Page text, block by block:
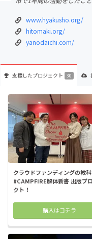
www.hyakusho.org/
hitomaki.org/
yanodaichi.com/
支援したプロジェクト 30
クラウドファンディングの教
#CAMPFIRE解体新書 出版プ
クト！
購入はコチラ